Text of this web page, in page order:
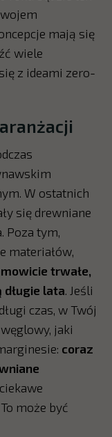
mają się
wiele
z ideami zero-
W ostatnich
się drewniane
Poza tym,
materiałów,
trwałe,
lata. Jeśli
czas, w Twój
jaki
coraz
może być